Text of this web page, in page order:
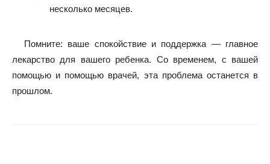
несколько месяцев.
Помните: ваше спокойствие и поддержка — главное
лекарство для вашего ребенка. Со временем, с вашей
помощью и помощью врачей, эта проблема останется в
прошлом.